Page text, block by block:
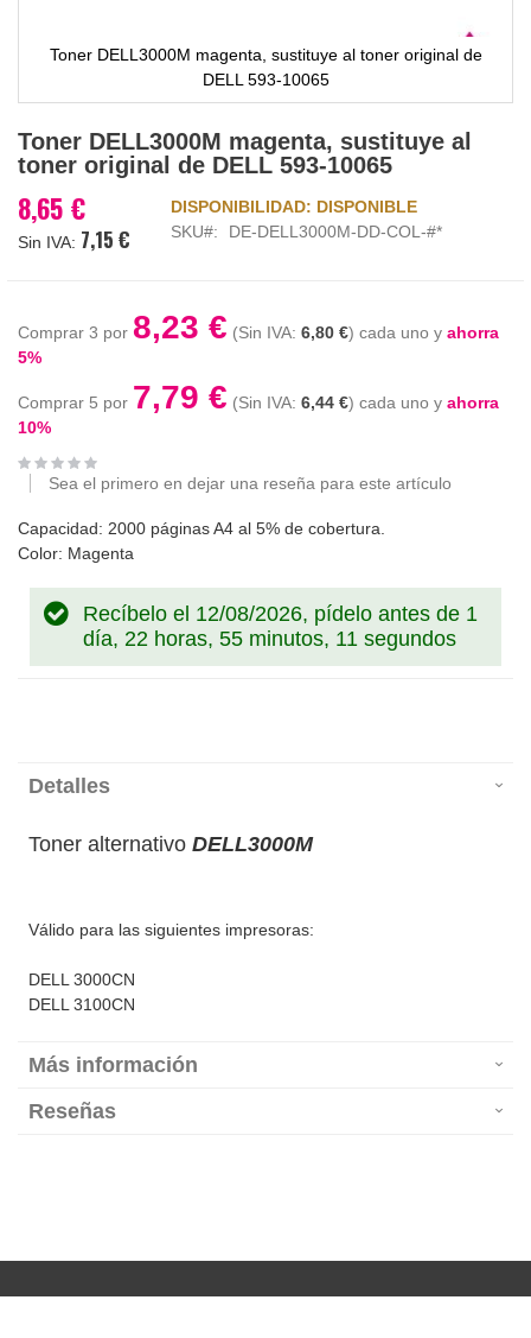
Toner DELL3000M magenta, sustituye al toner original de
DELL 593-10065
al
comienzo
la
galería
Toner DELL3000M magenta, sustituye al
toner original de DELL 593-10065
8,65 €
7,15 €
DISPONIBILIDAD: DISPONIBLE
SKU
DE-DELL3000M-DD-COL-#*
Comprar 3 por 8,23 € 6,80 € cada uno y ahorra
5%
Comprar 5 por 7,79 € 6,44 € cada uno y ahorra
10%
Sea el primero en dejar una reseña para este artículo
Capacidad: 2000 páginas A4 al 5% de cobertura.
Color: Magenta
Recíbelo el 12/08/2026, pídelo antes de 1
día, 22 horas, 55 minutos, 11 segundos
Detalles
Toner alternativo DELL3000M
Válido para las siguientes impresoras:
DELL 3000CN
DELL 3100CN
Más información
Reseñas